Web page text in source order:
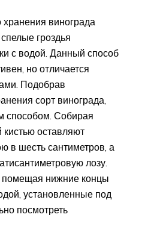
винограда
гроздья
с водой. Данный способ
но отличается
Подобрав
сорт винограда,
способом. Собирая
оставляют
в шесть сантиметров, а
лозу.
помещая нижние концы
установленные под
посмотреть